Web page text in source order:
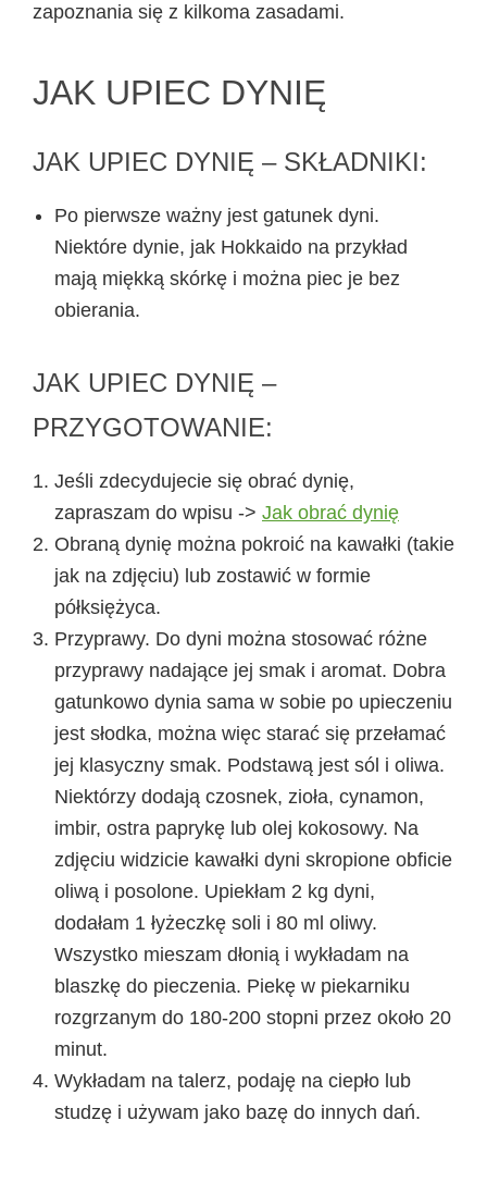
zapoznania się z kilkoma zasadami.
JAK UPIEC DYNIĘ
JAK UPIEC DYNIĘ – SKŁADNIKI:
Po pierwsze ważny jest gatunek dyni.
Niektóre dynie, jak Hokkaido na przykład
mają miękką skórkę i można piec je bez
obierania.
JAK UPIEC DYNIĘ –
PRZYGOTOWANIE:
Jeśli zdecydujecie się obrać dynię,
zapraszam do wpisu -> Jak obrać dynię
Obraną dynię można pokroić na kawałki (takie
jak na zdjęciu) lub zostawić w formie
półksiężyca.
Przyprawy. Do dyni można stosować różne
przyprawy nadające jej smak i aromat. Dobra
gatunkowo dynia sama w sobie po upieczeniu
jest słodka, można więc starać się przełamać
jej klasyczny smak. Podstawą jest sól i oliwa.
Niektórzy dodają czosnek, zioła, cynamon,
imbir, ostra paprykę lub olej kokosowy. Na
zdjęciu widzicie kawałki dyni skropione obficie
oliwą i posolone. Upiekłam 2 kg dyni,
dodałam 1 łyżeczkę soli i 80 ml oliwy.
Wszystko mieszam dłonią i wykładam na
blaszkę do pieczenia. Piekę w piekarniku
rozgrzanym do 180-200 stopni przez około 20
minut.
Wykładam na talerz, podaję na ciepło lub
studzę i używam jako bazę do innych dań.